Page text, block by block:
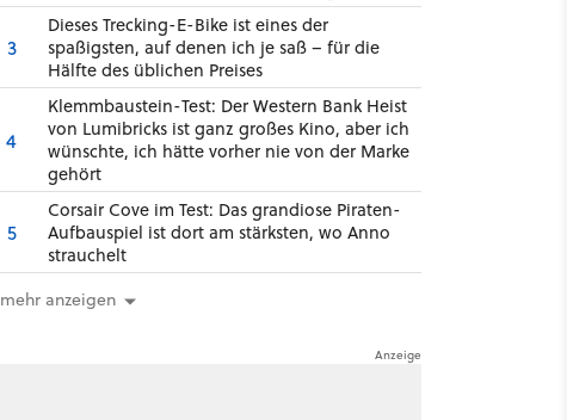
3
Dieses Trecking-E-Bike ist eines der
spaßigsten, auf denen ich je saß – für die
Hälfte des üblichen Preises
4
Klemmbaustein-Test: Der Western Bank Heist
von Lumibricks ist ganz großes Kino, aber ich
wünschte, ich hätte vorher nie von der Marke
gehört
5
Corsair Cove im Test: Das grandiose Piraten-
Aufbauspiel ist dort am stärksten, wo Anno
strauchelt
mehr anzeigen